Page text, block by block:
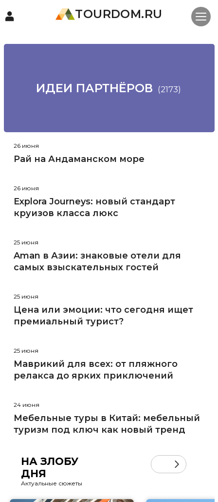
TOURDOM.RU
ИДЕИ ПАРТНЁРОВ (2173)
26 июня
Рай на Андаманском море
26 июня
Explora Journeys: новый стандарт
круизов класса люкс
25 июня
Aman в Азии: знаковые отели для
самых взыскательных гостей
25 июня
Цена или эмоции: что сегодня ищет
премиальный турист?
25 июня
Маврикий для всех: от пляжного
релакса до ярких приключений
24 июня
Мебельные туры в Китай: мебельный
туризм под ключ как новый тренд
НА ЗЛОБУ
ДНЯ
Актуальные сюжеты